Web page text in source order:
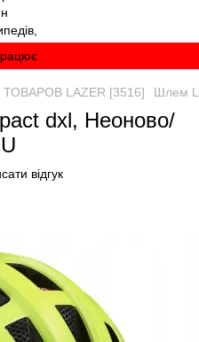
LAZER [3516] Шлем
dxl, Неоново/
відгук